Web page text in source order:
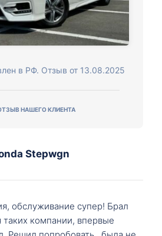
в РФ. Отзыв от 13.08.2025
НАШЕГО КЛИЕНТА
Stepwgn
обслуживание супер! Брал
таких компании, впервые